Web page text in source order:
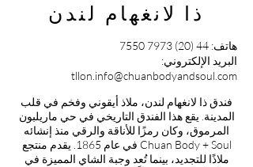
ذا لانغهام لندن
هاتف: 44 (20) 7973 7550
البريد الإلكتروني:
tllon.info@chuanbodyandsoul.com
فندق ذا لانغهام لندن، ملاذ أيقوني وفخم في قلب
المدينة. يقع هذا الفندق التاريخي في حي ماريلبون
المرموق، وكان رمزًا للأناقة والرقي منذ إنشائه
في عام 1865.
يقدم منتجع Chuan Body + Soul
ملاذًا للتجديد، بينما تُعد وجبة الشاي المميزة في